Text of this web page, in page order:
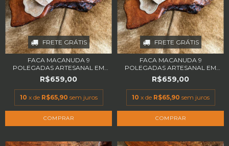
FRETE GRÁTIS
FACA MACANUDA 9
POLEGADAS ARTESANAL EM
A...
R$659,00
10 x de R$65,90 sem juros
FRETE GRÁTIS
FACA MACANUDA 9
POLEGADAS ARTESANAL EM
A...
R$659,00
10 x de R$65,90 sem juros